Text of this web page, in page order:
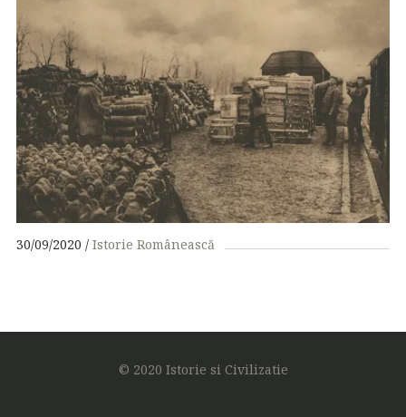
30/09/2020 Istorie Românească
© 2020 Istorie si Civilizatie